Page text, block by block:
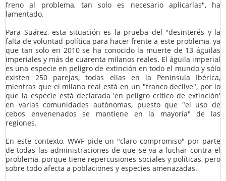
freno al problema, tan solo es necesario aplicarlas", ha
lamentado.
Para Suárez, esta situación es la prueba del "desinterés y la
falta de voluntad política para hacer frente a este problema, ya
que tan solo en 2010 se ha conocido la muerte de 13 águilas
imperiales y más de cuarenta milanos reales. El águila imperial
es una especie en peligro de extinción en todo el mundo y sólo
existen 250 parejas, todas ellas en la Península Ibérica,
mientras que el milano real está en un "franco declive", por lo
que la especie está declarada 'en peligro crítico de extinción'
en varias comunidades autónomas, puesto que "el uso de
cebos envenenados se mantiene en la mayoría" de las
regiones.
En este contexto, WWF pide un "claro compromiso" por parte
de todas las administraciones de que se va a luchar contra el
problema, porque tiene repercusiones sociales y políticas, pero
sobre todo afecta a poblaciones y especies amenazadas.